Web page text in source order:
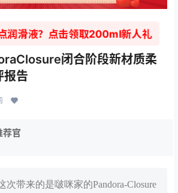
润滑液？点击领取200ml新人礼
闭合阶段新材质柔
报告
荐官
次带来的是啵咪家的Pandora-Closure